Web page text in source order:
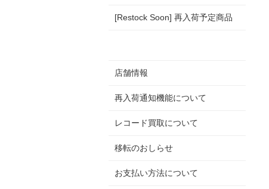
[Restock Soon] 再入荷予定商品
店舗情報
再入荷通知機能について
レコード買取について
移転のおしらせ
お支払い方法について